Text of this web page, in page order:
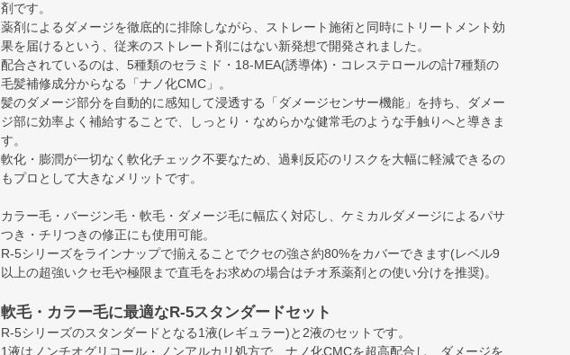
剤です。
薬剤によるダメージを徹底的に排除しながら、ストレート施術と同時にトリートメント効
果を届けるという、従来のストレート剤にはない新発想で開発されました。
配合されているのは、5種類のセラミド・18-MEA(誘導体)・コレステロールの計7種類の
毛髪補修成分からなる「ナノ化CMC」。
髪のダメージ部分を自動的に感知して浸透する「ダメージセンサー機能」を持ち、ダメー
ジ部に効率よく補給することで、しっとり・なめらかな健常毛のような手触りへと導きま
す。
軟化・膨潤が一切なく軟化チェック不要なため、過剰反応のリスクを大幅に軽減できるの
もプロとして大きなメリットです。
カラー毛・バージン毛・軟毛・ダメージ毛に幅広く対応し、ケミカルダメージによるパサ
つき・チリつきの修正にも使用可能。
R-5シリーズをラインナップで揃えることでクセの強さ約80%をカバーできます(レベル9
以上の超強いクセ毛や極限まで直毛をお求めの場合はチオ系薬剤との使い分けを推奨)。
軟毛・カラー毛に最適なR-5スタンダードセット
R-5シリーズのスタンダードとなる1液(レギュラー)と2液のセットです。
1液はノンチオグリコール・ノンアルカリ処方で、ナノ化CMCを超高配合し、ダメージを